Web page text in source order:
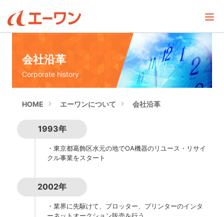
会社沿革
Corporate history
HOME エーワンについて 会社沿革
1993年
・東京都葛飾区水元の地でOA機器のリユース・リサイ
クル事業をスタート
2002年
・業界に先駆けて、プロッター、プリンターのインタ